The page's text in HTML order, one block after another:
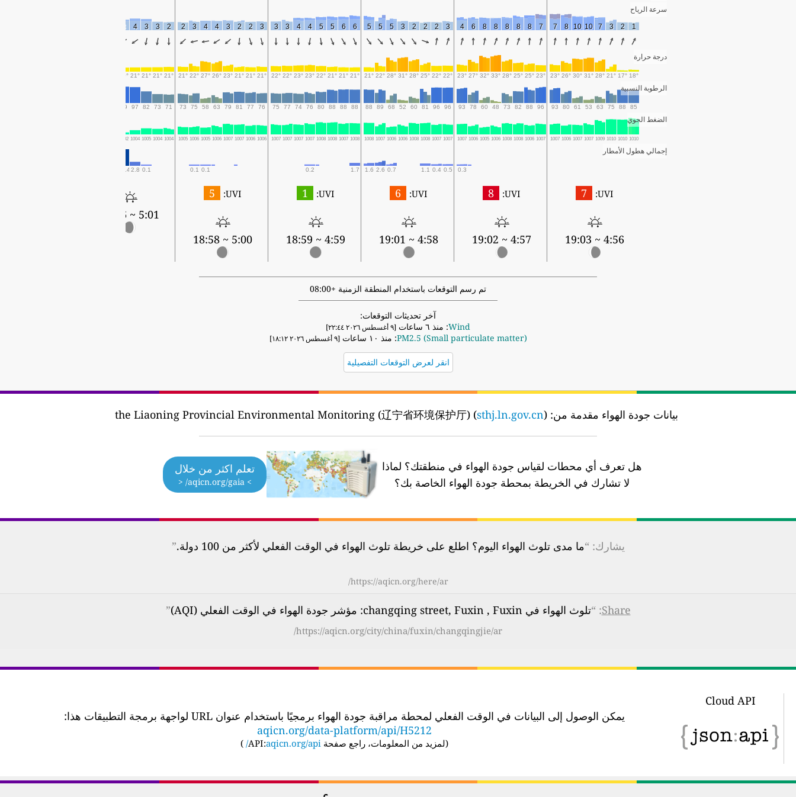
سرعة الرياح
1
2
3
7
10
10
8
7
7
8
8
8
8
8
6
4
3
2
2
2
3
5
5
5
6
6
5
5
4
4
3
3
3
2
2
3
4
4
3
2
2
3
3
4
3
درجة حرارة
18°
17°
21°
28°
31°
30°
26°
23°
23°
25°
25°
28°
33°
32°
27°
23°
22°
22°
25°
28°
31°
28°
22°
21°
21°
21°
21°
22°
23°
23°
22°
22°
21°
21°
21°
23°
26°
27°
22°
21°
21°
21°
21°
21°
20°
الرطوبة النسبية
85
88
75
63
53
61
80
93
96
88
82
73
48
60
78
93
96
96
81
60
52
68
89
88
88
88
88
80
76
74
77
75
76
77
81
79
63
58
75
73
71
73
82
97
99
الضغط الجوي
1010
1010
1010
1009
1007
1007
1006
1007
1007
1006
1008
1008
1006
1005
1006
1007
1007
1007
1008
1008
1006
1006
1007
1008
1008
1007
1008
1008
1007
1007
1007
1007
1006
1006
1007
1007
1006
1005
1006
1005
1004
1004
1005
1004
1002
إجمالي هطول الأمطار
0.3
0.5
0.4
1.1
0.7
2.6
1.6
1.7
0.2
0.1
0.1
0.1
2.8
15.4
UVI:
7
4:56 ~ 19:03
UVI:
8
4:57 ~ 19:02
UVI:
6
4:58 ~ 19:01
UVI:
1
4:59 ~ 18:59
UVI:
5
5:00 ~ 18:58
5:01 ~ 18:56
تم رسم التوقعات باستخدام المنطقة الزمنية +08:00
آخر تحديثات التوقعات:
Wind: منذ ٦ ساعات [٩ أغسطس ٢٠٢٦ ٢٢:٤٤]
PM2.5 (Small particulate matter): منذ ١٠ ساعات [٩ أغسطس ٢٠٢٦ ١٨:١٢]
انقر لعرض التوقعات التفصيلية
بيانات جودة الهواء مقدمة من: sthj.ln.gov.cn)
هل تعرف أي محطات لقياس جودة الهواء في منطقتك؟ لماذا
لا تشارك في الخريطة بمحطة جودة الهواء الخاصة بك؟
تعلم اكثر من خلال
> aqicn.org/gaia/ <
يشارك: “ما مدى تلوث الهواء اليوم؟ اطلع على خريطة تلوث الهواء في الوقت الفعلي لأكثر من 100 دولة. ”
https://aqicn.org/here/ar/
Share
: “تلوث الهواء في changqing street, Fuxin , Fuxin: مؤشر جودة الهواء في الوقت الفعلي (AQI) ”
https://aqicn.org/city/china/fuxin/changqingjie/ar/
Cloud API
يمكن الوصول إلى البيانات في الوقت الفعلي لمحطة مراقبة جودة الهواء برمجيًا باستخدام عنوان URL لواجهة برمجة التطبيقات هذا:
aqicn.org/data-platform/api/H5212
(لمزيد من المعلومات، راجع صفحة API: aqicn.org/api/
)